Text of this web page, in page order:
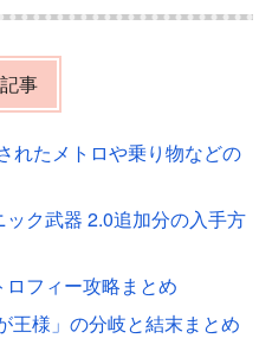
事
れたメトロや乗り物などの
ク武器 2.0追加分の入手方
フィー攻略まとめ
王様」の分岐と結末まとめ